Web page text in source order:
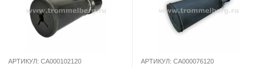
АРТИКУЛ: CA000102120 АРТИКУЛ: CA000076120